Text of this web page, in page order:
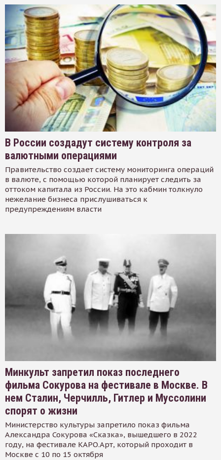
В России создадут систему контроля за
валютными операциями
Правительство создает систему мониторинга операций
в валюте, с помощью которой планирует следить за
оттоком капитала из России. На это кабмин толкнуло
нежелание бизнеса прислушиваться к
предупреждениям власти
Минкульт запретил показ последнего
фильма Сокурова на фестивале в Москве. В
нем Сталин, Черчилль, Гитлер и Муссолини
спорят о жизни
Министерство культуры запретило показ фильма
Александра Сокурова «Сказка», вышедшего в 2022
году, на фестивале КАРО.Арт, который проходит в
Москве с 10 по 15 октября